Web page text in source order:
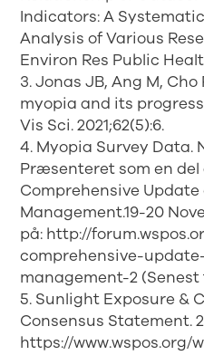
Indicators: A
Analysis of Various
Environ Res Public
3. Jonas JB, Ang M,
myopia and its
Vis Sci. 2021;62(5):6.
4. Myopia Survey Data.
Præsenteret som en del
Comprehensive Update
Management.19-20
på: http://
comprehensive-
management-2
5. Sunlight Exposure &
Consensus Statement.
https://www.wspos.org/